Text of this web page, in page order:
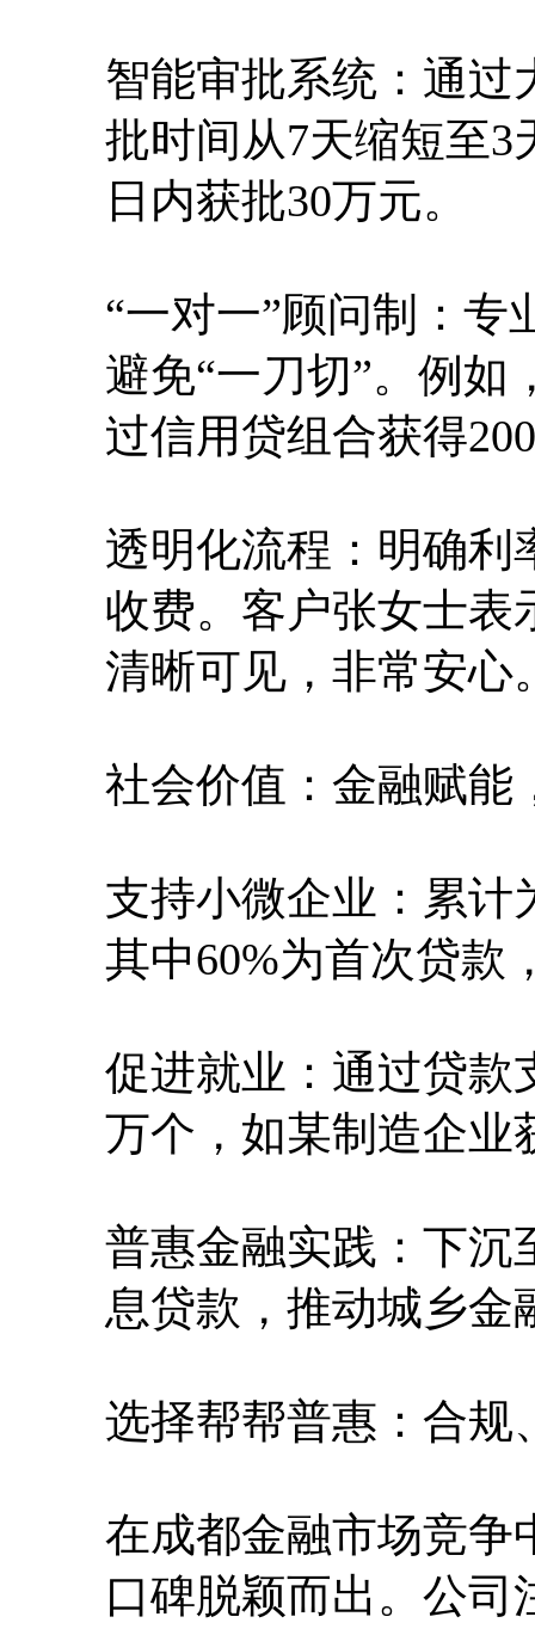
智能审批系统：通过
批时间从7天缩短至3
日内获批30万元。
“一对一”顾问制：专
避免“一刀切”。例如
过信用贷组合获得
透明化流程：明确利
收费。客户张女士表
清晰可见，非常安心
社会价值：金融赋能
支持小微企业：累计
其中60%为首次贷款
促进就业：通过贷款
万个，如某制造企业
普惠金融实践：下沉
息贷款，推动城乡金
选择帮帮普惠：合规
在成都金融市场竞争
口碑脱颖而出。公司